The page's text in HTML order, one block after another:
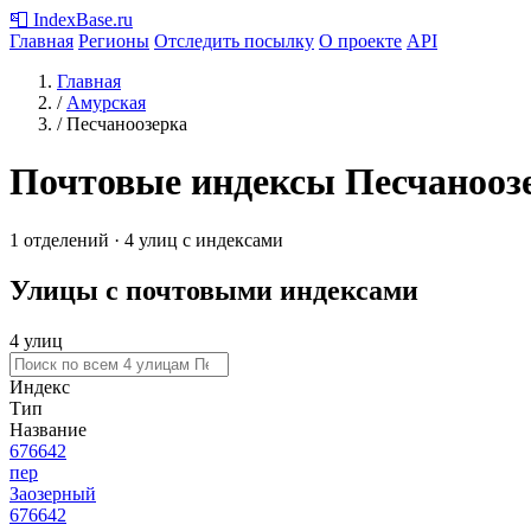
📮 IndexBase.ru
Главная Регионы Отследить посылку О проекте API
Главная
/ Амурская
/ Песчаноозерка
Почтовые индексы
1 отделений · 4 улиц с индексами
Улицы с почтовыми индексами
4 улиц
Индекс
Тип
Название
676642
пер
Заозерный
676642